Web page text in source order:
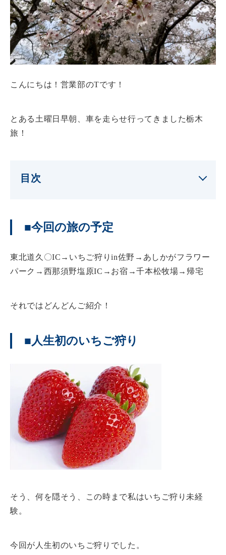
こんにちは！営業部のTです！
とある土曜日早朝、車を走らせ行ってきました栃木
旅！
目次
■今回の旅の予定
東北道久〇IC→いちご狩りin佐野→あしかがフラワー
パーク→西那須野塩原IC→お宿→千本松牧場→帰宅
それではどんどんご紹介！
■人生初のいちご狩り
そう、何を隠そう、この時まで私はいちご狩り未経
験。
今回が人生初のいちご狩りでした。